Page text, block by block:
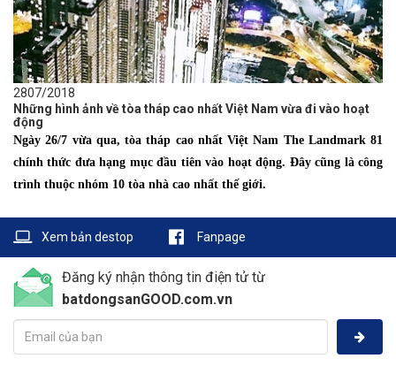
2807/2018
Những hình ảnh về tòa tháp cao nhất Việt Nam vừa đi vào hoạt
động
Ngày 26/7 vừa qua, tòa tháp cao nhất Việt Nam The Landmark 81
chính thức đưa hạng mục đầu tiên vào hoạt động. Đây cũng là công
trình thuộc nhóm 10 tòa nhà cao nhất thế giới.
Xem bản destop Fanpage
Đăng ký nhận thông tin điện tử từ
batdongsanGOOD.com.vn